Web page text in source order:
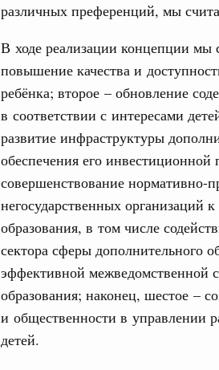
различных преференций, мы
В ходе реализации концепции мы
повышение качества и
ребёнка; второе – обновление
в соответствии с интересами
развитие инфраструктуры
обеспечения его инвестиционной
совершенствование нормативно-
негосударственных организаций
образования, в том числе
сектора сферы дополнительного
эффективной межведомственной
образования; наконец, шестое –
и общественности в управлении
детей.